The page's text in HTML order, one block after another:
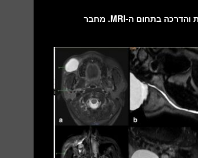
כותב הכתבה: עופר בן חורין, בעל ניסיון של כ-20 שנה באפליקציות, מחקרי תרופות והדרכה בתחום ה-MRI. מחבר